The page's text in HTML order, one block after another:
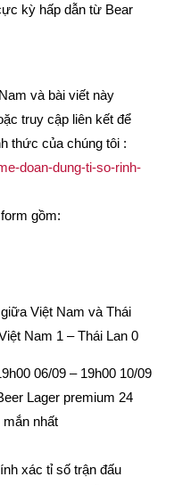
kỳ hấp dẫn từ Bear
và bài viết này
truy cập liên kết để
thức của chúng tôi :
doan-dung-ti-so-rinh-
gồm:
Việt Nam và Thái
Nam 1 – Thái Lan 0
06/09 – 19h00 10/09
Lager premium 24
nhất
xác tỉ số trận đấu